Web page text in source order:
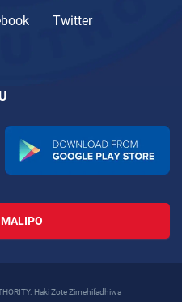
Twitter
Haki Zote Zimehifadhiwa